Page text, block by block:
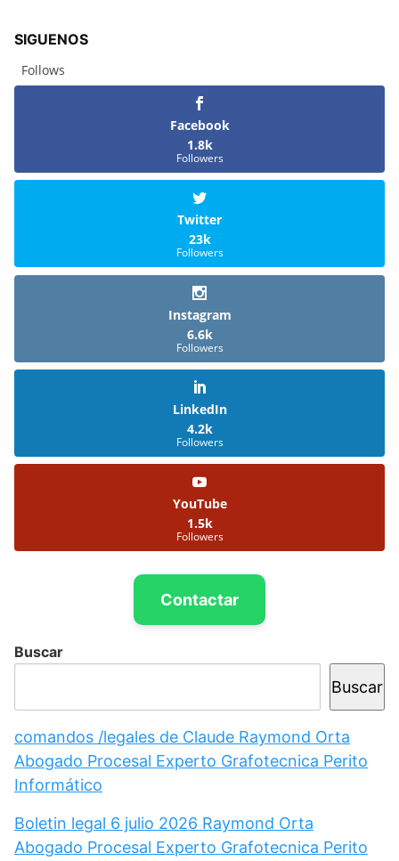
SIGUENOS
Follows
Facebook
1.8k
Followers
Twitter
23k
Followers
Instagram
6.6k
Followers
LinkedIn
4.2k
Followers
YouTube
1.5k
Followers
Contactar
Buscar
Buscar
comandos /legales de Claude Raymond Orta
Abogado Procesal Experto Grafotecnica Perito
Informático
Boletin legal 6 julio 2026 Raymond Orta
Abogado Procesal Experto Grafotecnica Perito